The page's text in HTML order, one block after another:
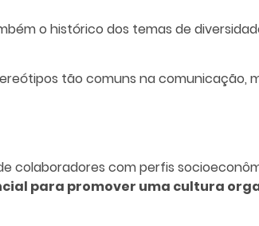
o histórico dos temas de
tão comuns na comunicação,
colaboradores com perfis
para promover uma cultura